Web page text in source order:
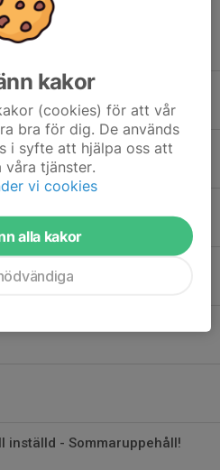
inställd - Sommaruppehåll!
kakor
(cookies) för att vår
bra för dig. De används
i syfte att hjälpa oss att
tjänster.
vi cookies
alla kakor